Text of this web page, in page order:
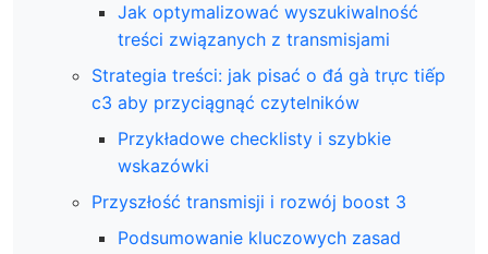
Jak optymalizować wyszukiwalność
treści związanych z transmisjami
Strategia treści: jak pisać o đá gà trực tiếp
c3 aby przyciągnąć czytelników
Przykładowe checklisty i szybkie
wskazówki
Przyszłość transmisji i rozwój boost 3
Podsumowanie kluczowych zasad